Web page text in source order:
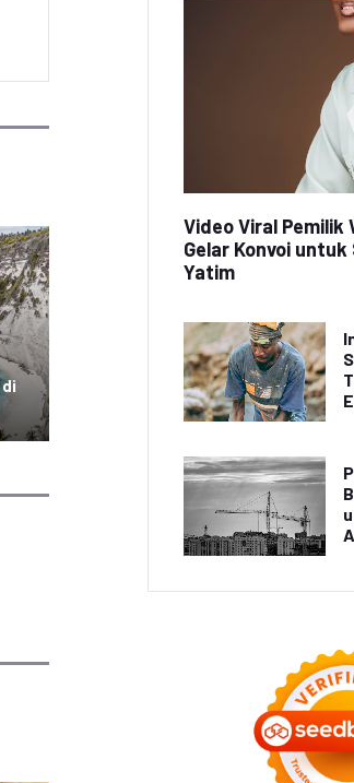
Pesona Indonesia:
Pemandangan Indah
Danau Toba
Video Viral Pemilik
Gelar Konvoi
Yatim